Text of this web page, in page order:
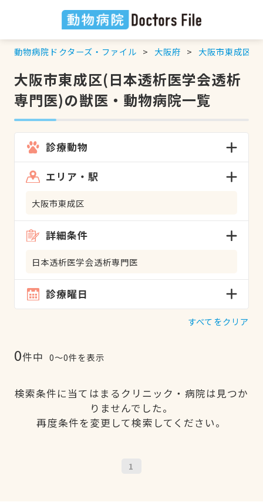
動物病院ドクターズ・ファイル 大阪府 大阪市東成区
大阪市東成区(日本透析医学会透析
専門医)の獣医・動物病院一覧
診療動物
エリア・駅
大阪市東成区
詳細条件
日本透析医学会透析専門医
診療曜日
すべてをクリア
0件中 0〜0件を表示
検索条件に当てはまるクリニック・病院は見つか
りませんでした。
再度条件を変更して検索してください。
1